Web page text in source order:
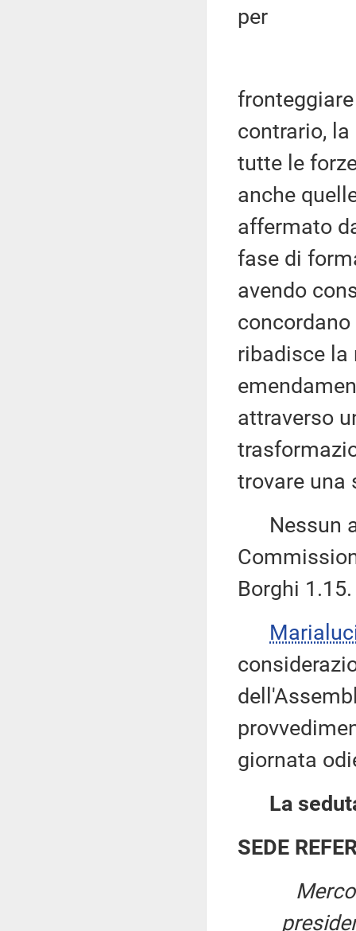
per
contrario,
tutte le
anche
affermato
fase di
avendo
ribadisce la
attraverso
trovare una
Nessun
Borghi 1.15.
giornata
La
SEDE